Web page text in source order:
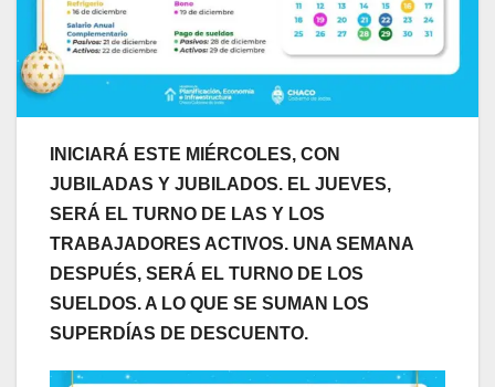
INICIARÁ ESTE MIÉRCOLES, CON
JUBILADAS Y JUBILADOS. EL JUEVES,
SERÁ EL TURNO DE LAS Y LOS
TRABAJADORES ACTIVOS. UNA SEMANA
DESPUÉS, SERÁ EL TURNO DE LOS
SUELDOS. A LO QUE SE SUMAN LOS
SUPERDÍAS DE DESCUENTO.